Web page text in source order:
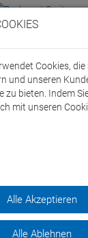
Pro Optical
Mariner Pro
mit Sehstärke.
Cookies,
und unseren
zu bieten. Indem
mit unseren
Alle Akzeptieren
Alle Ablehnen